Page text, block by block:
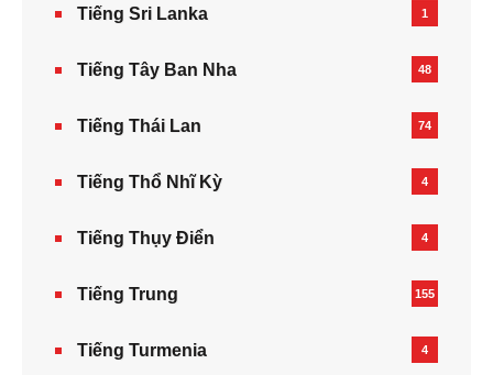
Tiếng Sri Lanka 1
Tiếng Tây Ban Nha 48
Tiếng Thái Lan 74
Tiếng Thổ Nhĩ Kỳ 4
Tiếng Thụy Điển 4
Tiếng Trung 155
Tiếng Turmenia 4